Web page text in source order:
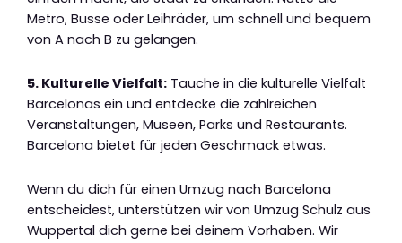
Metro, Busse oder Leihräder, um schnell und bequem
von A nach B zu gelangen.
5. Kulturelle Vielfalt: Tauche in die kulturelle Vielfalt
Barcelonas ein und entdecke die zahlreichen
Veranstaltungen, Museen, Parks und Restaurants.
Barcelona bietet für jeden Geschmack etwas.
Wenn du dich für einen Umzug nach Barcelona
entscheidest, unterstützen wir von Umzug Schulz aus
Wuppertal dich gerne bei deinem Vorhaben. Wir